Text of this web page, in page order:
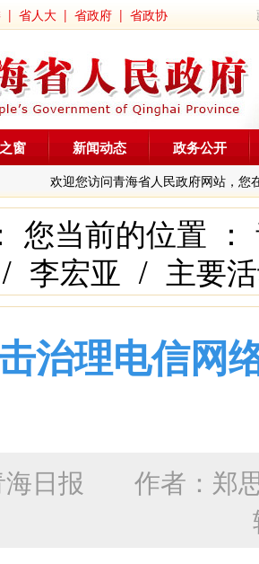
| 省人大 | 省政府 | 省政协
欢迎您访问青海省人民政府网站，您
窗 新闻动态 政务公开
您当前的位置 ：
/ 李宏亚 / 主要
治理电信网
海日报 作者： 郑